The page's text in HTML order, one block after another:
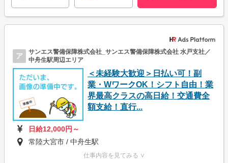
ア
サンエス警備保障株式会社_サンエス警備保障株式会社 水戸支社／
中舟生駅周辺エリア
＜未経験大歓迎＞日払い可！副
業・WワークOK！シフト自由！業
界最高クラスの高日給！交通費全
額支給！直行...
日給12,000円～
常陸大宮市 / 中舟生駅
仕事内容を見てみる ∨